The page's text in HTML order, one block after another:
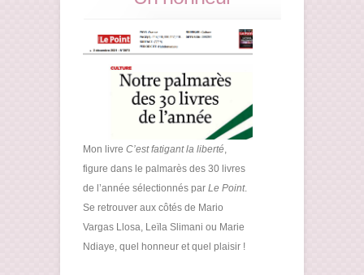
Mon livre C’est fatigant la liberté,
figure dans le palmarès des 30 livres
de l’année sélectionnés par Le Point.
Se retrouver aux côtés de Mario
Vargas Llosa, Leïla Slimani ou Marie
Ndiaye, quel honneur et quel plaisir !